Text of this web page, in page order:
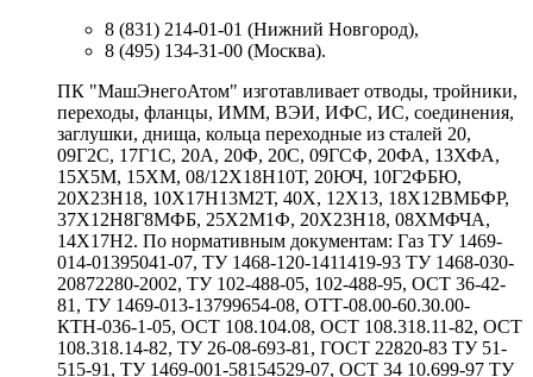
8 (831) 214-01-01 (Нижний Новгород),
8 (495) 134-31-00 (Москва).
ПК "МашЭнегоАтом" изготавливает отводы, тройники,
переходы, фланцы, ИММ, ВЭИ, ИФС, ИС, соединения,
заглушки, днища, кольца переходные из сталей 20,
09Г2С, 17Г1С, 20А, 20Ф, 20С, 09ГСФ, 20ФА, 13ХФА,
15Х5М, 15ХМ, 08/12Х18Н10Т, 20ЮЧ, 10Г2ФБЮ,
20Х23Н18, 10Х17Н13М2Т, 40Х, 12Х13, 18Х12ВМБФР,
37Х12Н8Г8МФБ, 25Х2М1Ф, 20Х23Н18, 08ХМФЧА,
14Х17Н2. По нормативным документам: Газ ТУ 1469-
014-01395041-07, ТУ 1468-120-1411419-93 ТУ 1468-030-
20872280-2002, ТУ 102-488-05, 102-488-95, ОСТ 36-42-
81, ТУ 1469-013-13799654-08, ОТТ-08.00-60.30.00-
КТН-036-1-05, ОСТ 108.104.08, ОСТ 108.318.11-82, ОСТ
108.318.14-82, ТУ 26-08-693-81, ГОСТ 22820-83 ТУ 51-
515-91, ТУ 1469-001-58154529-07, ОСТ 34 10.699-97 ТУ